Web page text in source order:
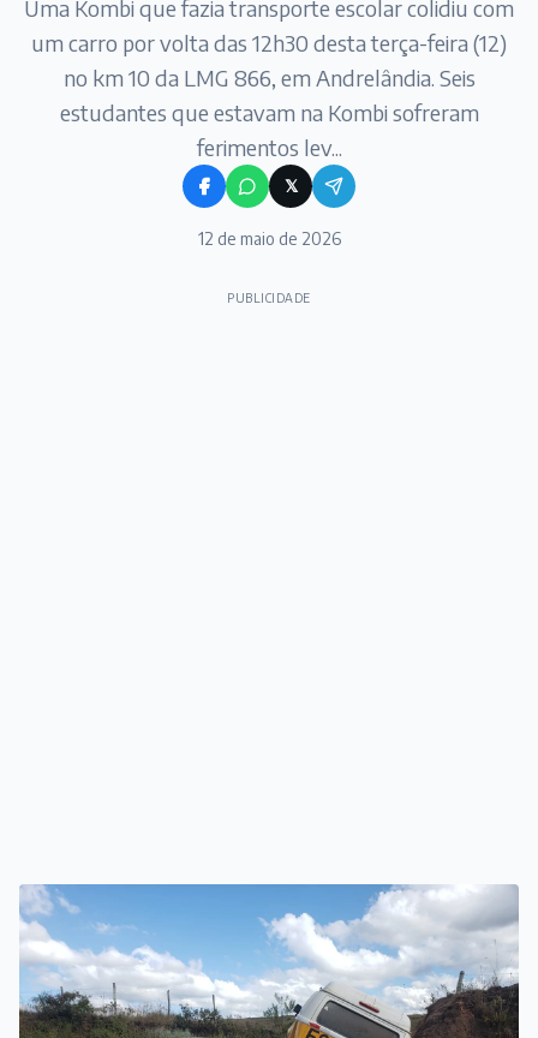
Uma Kombi que fazia transporte escolar colidiu com
um carro por volta das 12h30 desta terça-feira (12)
no km 10 da LMG 866, em Andrelândia. Seis
estudantes que estavam na Kombi sofreram
ferimentos lev...
𝕏
12 de maio de 2026
PUBLICIDADE